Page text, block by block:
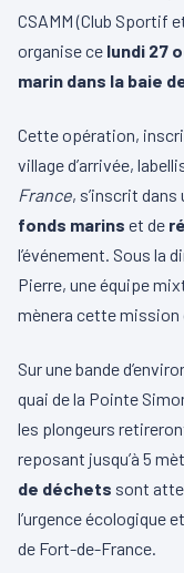
CSAMM (Club Sportif
organise ce lundi 27
marin dans la baie
Cette opération,
village d’arrivée,
France, s’inscrit
fonds marins et de
l’événement. Sous la
Pierre, une équipe
mènera cette mission
Sur une bande
quai de la Pointe
les plongeurs
reposant jusqu’à 5
de déchets sont
l’urgence écologique
de Fort-de-France.